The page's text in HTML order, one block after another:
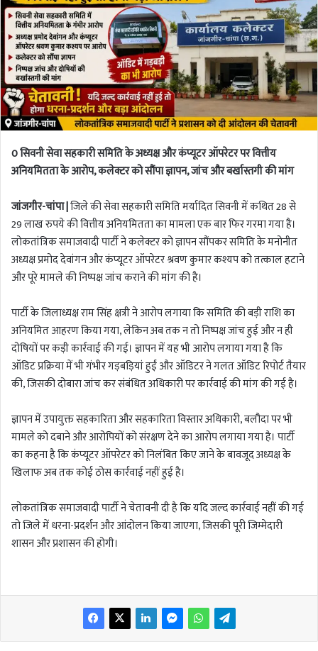
0 सिवनी सेवा सहकारी समिति के अध्यक्ष और कंप्यूटर ऑपरेटर पर वित्तीय
अनियमितता के आरोप, कलेक्टर को सौंपा ज्ञापन, जांच और बर्खास्तगी की मांग
जांजगीर-चांपा |जिले की सेवा सहकारी समिति मर्यादित सिवनी में कथित 28 से
29 लाख रुपये की वित्तीय अनियमितता का मामला एक बार फिर गरमा गया है।
लोकतांत्रिक समाजवादी पार्टी ने कलेक्टर को ज्ञापन सौंपकर समिति के मनोनीत
अध्यक्ष प्रमोद देवांगन और कंप्यूटर ऑपरेटर श्रवण कुमार कश्यप को तत्काल हटाने
और पूरे मामले की निष्पक्ष जांच कराने की मांग की है।
पार्टी के जिलाध्यक्ष राम सिंह क्षत्री ने आरोप लगाया कि समिति की बड़ी राशि का
अनियमित आहरण किया गया, लेकिन अब तक न तो निष्पक्ष जांच हुई और न ही
दोषियों पर कड़ी कार्रवाई की गई। ज्ञापन में यह भी आरोप लगाया गया है कि
ऑडिट प्रक्रिया में भी गंभीर गड़बड़ियां हुईं और ऑडिटर ने गलत ऑडिट रिपोर्ट तैयार
की, जिसकी दोबारा जांच कर संबंधित अधिकारी पर कार्रवाई की मांग की गई है।
ज्ञापन में उपायुक्त सहकारिता और सहकारिता विस्तार अधिकारी, बलौदा पर भी
मामले को दबाने और आरोपियों को संरक्षण देने का आरोप लगाया गया है। पार्टी
का कहना है कि कंप्यूटर ऑपरेटर को निलंबित किए जाने के बावजूद अध्यक्ष के
खिलाफ अब तक कोई ठोस कार्रवाई नहीं हुई है।
लोकतांत्रिक समाजवादी पार्टी ने चेतावनी दी है कि यदि जल्द कार्रवाई नहीं की गई
तो जिले में धरना-प्रदर्शन और आंदोलन किया जाएगा, जिसकी पूरी जिम्मेदारी
शासन और प्रशासन की होगी।